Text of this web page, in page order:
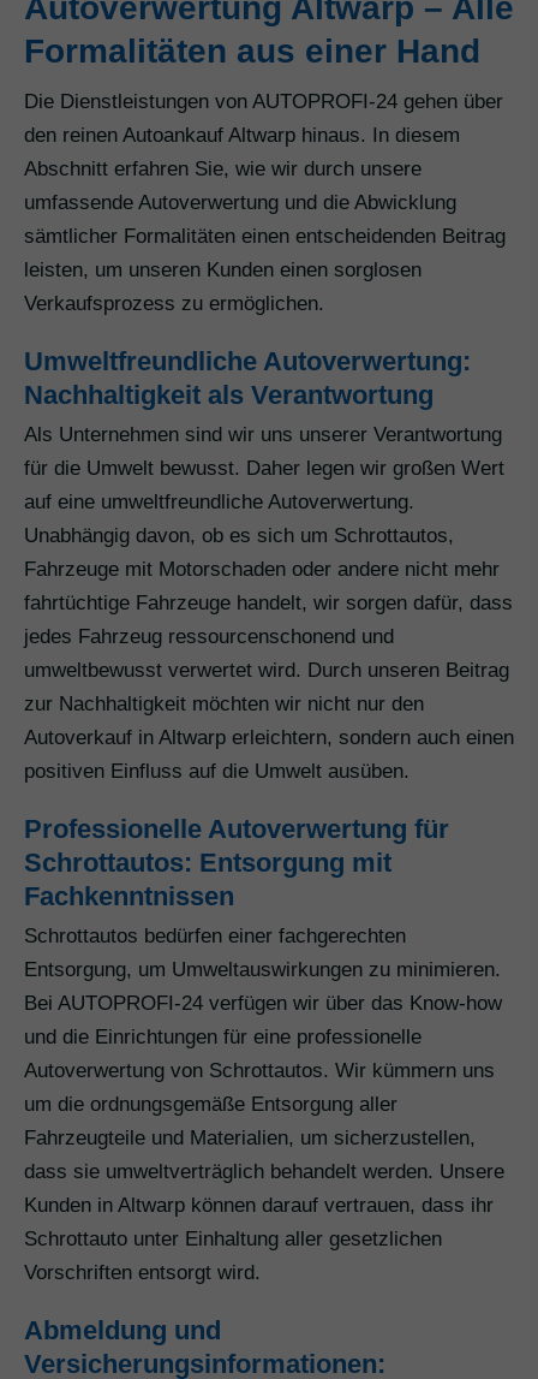
Autoverwertung Altwarp – Alle
Formalitäten aus einer Hand
Die Dienstleistungen von AUTOPROFI-24 gehen über
den reinen Autoankauf Altwarp hinaus. In diesem
Abschnitt erfahren Sie, wie wir durch unsere
umfassende Autoverwertung und die Abwicklung
sämtlicher Formalitäten einen entscheidenden Beitrag
leisten, um unseren Kunden einen sorglosen
Verkaufsprozess zu ermöglichen.
Umweltfreundliche Autoverwertung:
Nachhaltigkeit als Verantwortung
Als Unternehmen sind wir uns unserer Verantwortung
für die Umwelt bewusst. Daher legen wir großen Wert
auf eine umweltfreundliche Autoverwertung.
Unabhängig davon, ob es sich um Schrottautos,
Fahrzeuge mit Motorschaden oder andere nicht mehr
fahrtüchtige Fahrzeuge handelt, wir sorgen dafür, dass
jedes Fahrzeug ressourcenschonend und
umweltbewusst verwertet wird. Durch unseren Beitrag
zur Nachhaltigkeit möchten wir nicht nur den
Autoverkauf in Altwarp erleichtern, sondern auch einen
positiven Einfluss auf die Umwelt ausüben.
Professionelle Autoverwertung für
Schrottautos: Entsorgung mit
Fachkenntnissen
Schrottautos bedürfen einer fachgerechten
Entsorgung, um Umweltauswirkungen zu minimieren.
Bei AUTOPROFI-24 verfügen wir über das Know-how
und die Einrichtungen für eine professionelle
Autoverwertung von Schrottautos. Wir kümmern uns
um die ordnungsgemäße Entsorgung aller
Fahrzeugteile und Materialien, um sicherzustellen,
dass sie umweltverträglich behandelt werden. Unsere
Kunden in Altwarp können darauf vertrauen, dass ihr
Schrottauto unter Einhaltung aller gesetzlichen
Vorschriften entsorgt wird.
Abmeldung und
Versicherungsinformationen: